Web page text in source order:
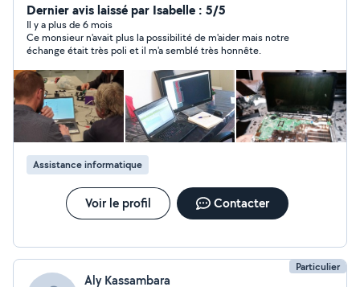
aujourd'hui, mon expérience pour résoudre vos soucis
High Tech (Smartphone, PC, box internet, récupération
de données...). Merci de NE PAS me solliciter pour : -
Usages illégaux (technique ou logiciel) - Remplacement
d'écran - Réparation de matériel Apple - Imprimante,
Vidéosurveillance, - TV, IPTV, Hi-Fi, Électroménager,
Électronique embarqué (voiture ou moto)
Dernier avis laissé par Isabelle : 5/5
Il y a plus de 6 mois
Ce monsieur n'avait plus la possibilité de m'aider mais notre
échange était très poli et il m'a semblé très honnête.
Assistance informatique
Voir le profil Contacter
Particulier
Aly Kassambara